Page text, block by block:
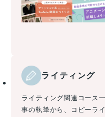
ライティング
ライティング関連コース
事の執筆から、コピーラ